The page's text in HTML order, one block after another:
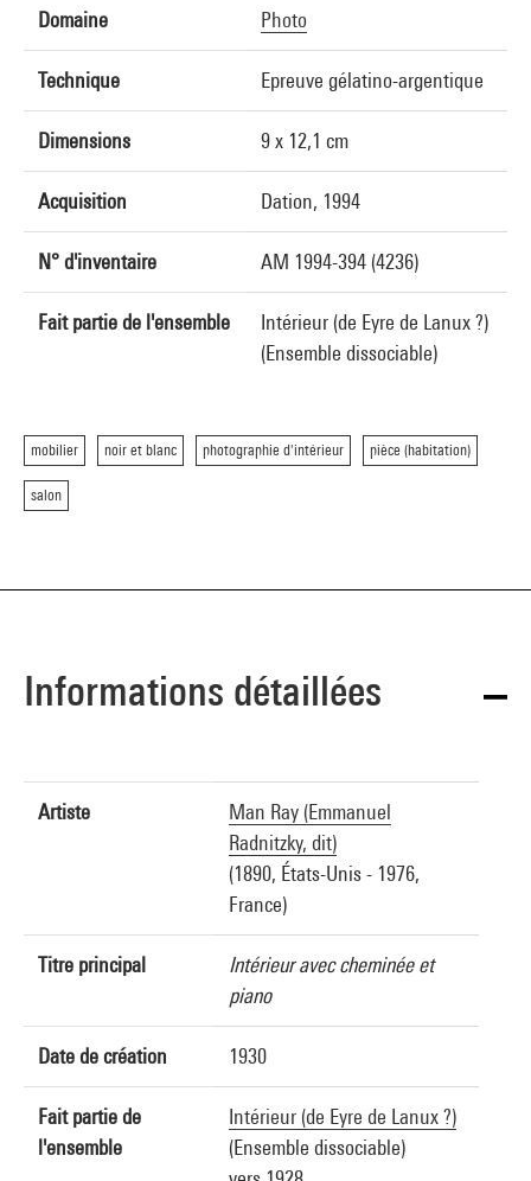
Domaine Photo
Technique Epreuve gélatino-argentique
Dimensions 9 x 12,1 cm
Acquisition Dation, 1994
N° d'inventaire AM 1994-394 (4236)
Fait partie de l'ensemble
Intérieur (de Eyre de Lanux ?)
(Ensemble dissociable)
mobilier noir et blanc photographie d'intérieur pièce (habitation)
salon
Informations détaillées
Artiste
Man Ray (Emmanuel
Radnitzky, dit)
(1890, États-Unis - 1976,
France)
Titre principal
Intérieur avec cheminée et
piano
Date de création 1930
Fait partie de
l'ensemble
Intérieur (de Eyre de Lanux ?)
(Ensemble dissociable)